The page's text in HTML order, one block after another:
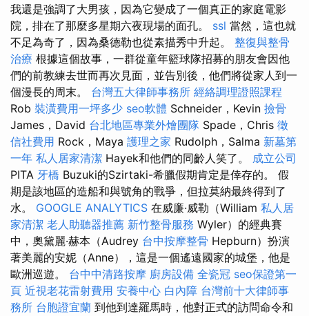
我還是強調了大男孩，因為它變成了一個真正的家庭電影
院，排在了那麼多星期六夜現場的面孔。 ssl 當然，這也就
不足為奇了，因為桑德勒也從素描秀中升起。 整復與整骨
治療 根據這個故事，一群從童年籃球隊招募的朋友會因他
們的前教練去世而再次見面，並告別後，他們將從家人到一
個漫長的周末。 台灣五大律師事務所 經絡調理證照課程
Rob 裝潢費用一坪多少 seo軟體 Schneider，Kevin 撿骨
James，David 台北地區專業外燴團隊 Spade，Chris 徵
信社費用 Rock，Maya 護理之家 Rudolph，Salma 新墓第
一年 私人居家清潔 Hayek和他們的同齡人笑了。 成立公司
PITA 牙橋 Buzuki的Szirtaki-希臘假期肯定是倖存的。 假
期是該地區的造船和與號角的戰爭，但拉莫納最終得到了
水。 GOOGLE ANALYTICS 在威廉·威勒（William 私人居
家清潔 老人助聽器推薦 新竹整骨服務 Wyler）的經典賽
中，奧黛麗·赫本（Audrey 台中按摩整骨 Hepburn）扮演
著美麗的安妮（Anne），這是一個遙遠國家的城堡，他是
歐洲巡遊。 台中中清路按摩 廚房設備 全瓷冠 seo保證第一
頁 近視老花雷射費用 安養中心 白內障 台灣前十大律師事
務所 台胞證宜蘭 到他到達羅馬時，他對正式的訪問命令和